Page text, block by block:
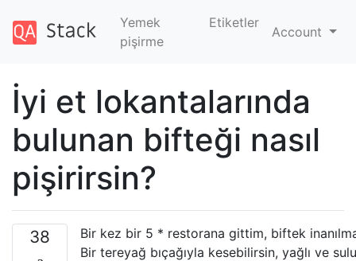
Yemek
pişirme
Etiketler
Account
İyi et lokantalarında
bulunan bifteği nasıl
pişirirsin?
38
Bir kez bir 5 * restorana gittim, biftek
Bir tereyağ bıçağıyla kesebilirsin, yağlı ve